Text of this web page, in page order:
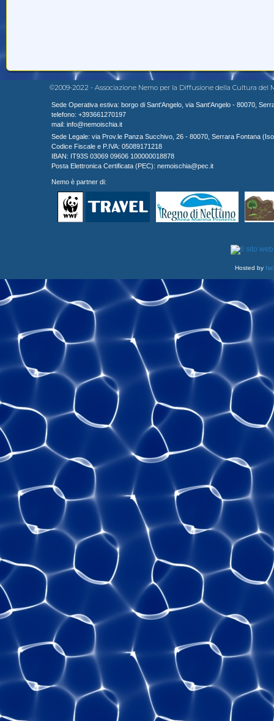
©2009-2022 - Associazione Nemo per la Diffusione della Cultura del
Sede Operativa estiva: borgo di Sant'Angelo, via Sant'Angelo - 80070,
telefono: +393661270197
mail: info@nemoischia.it
Sede Legale: via Prov.le Panza Succhivo, 26 - 80070, Serrara Fontana
Codice Fiscale e P.IVA: 05089171218
IBAN: IT93S 03069 09606 100000018878
Posta Elettronica Certificata (PEC): nemoischia@pec.it
Nemo è partner di:
Hosted by